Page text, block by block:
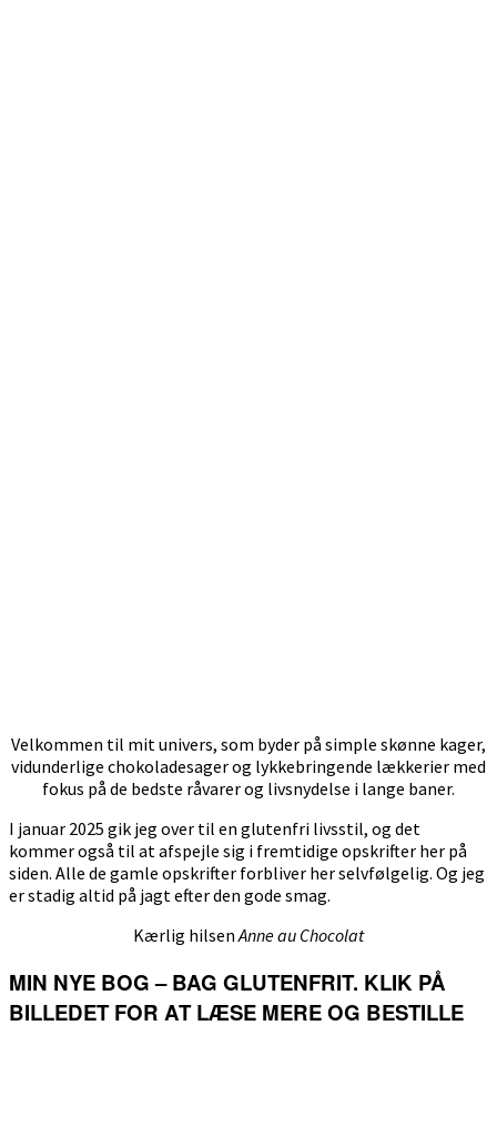
Velkommen til mit univers, som byder på simple skønne kager,
vidunderlige chokoladesager og lykkebringende lækkerier med
fokus på de bedste råvarer og livsnydelse i lange baner.
I januar 2025 gik jeg over til en glutenfri livsstil, og det
kommer også til at afspejle sig i fremtidige opskrifter her på
siden. Alle de gamle opskrifter forbliver her selvfølgelig. Og jeg
er stadig altid på jagt efter den gode smag.
Kærlig hilsenAnne au Chocolat
MIN NYE BOG – BAG GLUTENFRIT. KLIK PÅ
BILLEDET FOR AT LÆSE MERE OG BESTILLE